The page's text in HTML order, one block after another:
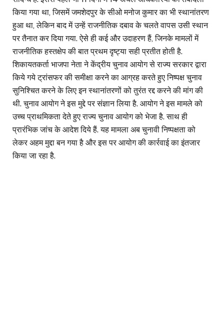
किया गया था, जिसमें जमशेदपुर के सीओ मनोज कुमार का भी स्थानांतरण
हुआ था, लेकिन बाद में उन्हें राजनीतिक दबाव के चलते वापस उसी स्थान
पर तैनात कर दिया गया. ऐसे ही कई और उदाहरण हैं, जिनके मामलों में
राजनीतिक हस्तक्षेप की बात प्रथम दृष्ट्या सही प्रतीत होती है.
शिकायतकर्ता भाजपा नेता ने केंद्रीय चुनाव आयोग से राज्य सरकार द्वारा
किये गये ट्रांसफर की समीक्षा करने का आग्रह करते हुए निष्पक्ष चुनाव
सुनिश्चित करने के लिए इन स्थानांतरणों को तुरंत रद्द करने की मांग की
थी. चुनाव आयोग ने इस मुद्दे पर संज्ञान लिया है. आयोग ने इस मामले को
उच्च प्राथमिकता देते हुए राज्य चुनाव आयोग को भेजा है. साथ ही
प्रारंभिक जांच के आदेश दिये हैं. यह मामला अब चुनावी निष्पक्षता को
लेकर अहम मुद्दा बन गया है और इस पर आयोग की कार्रवाई का इंतजार
किया जा रहा है.